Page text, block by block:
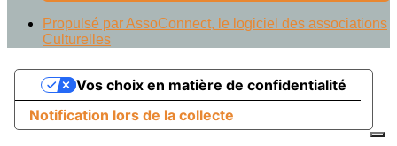
Propulsé par AssoConnect, le logiciel des associations
Culturelles
Notification lors de la collecte
Vos choix en matière de confidentialité